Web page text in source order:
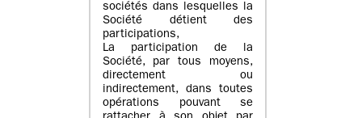
sociétés dans lesquelles la
Société détient des
participations,
La participation de la
Société, par tous moyens,
directement ou
indirectement, dans toutes
opérations pouvant se